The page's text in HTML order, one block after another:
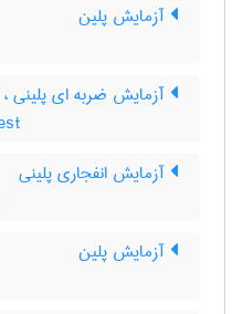
آزمایش پلین
آزمایش ضربه ای پلینی
آزمایش انفجاری پلینی
آزمایش پلین